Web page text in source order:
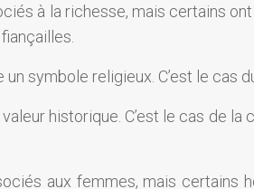
à la richesse, mais certains
symbole religieux. C’est le cas
historique. C’est le cas de la
aux femmes, mais certains